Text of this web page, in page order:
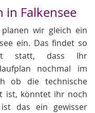
in Falkensee
wir gleich ein
ein. Das findet so
statt, dass Ihr
nochmal im
ob die technische
ist, könntet ihr noch
das ein gewisser